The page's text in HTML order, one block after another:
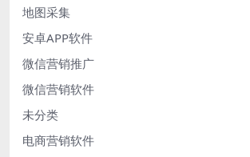
地图采集
安卓APP软件
微信营销推广
微信营销软件
未分类
电商营销软件